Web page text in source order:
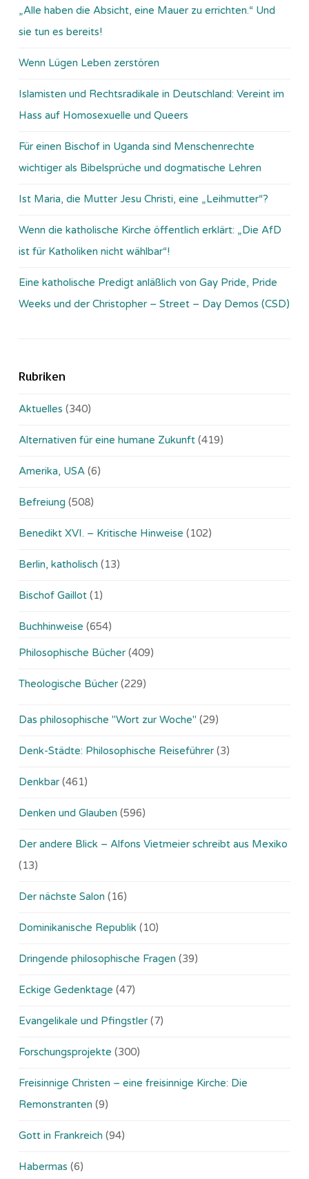
„Alle haben die Absicht, eine Mauer zu errichten.“ Und
sie tun es bereits!
Wenn Lügen Leben zerstören
Islamisten und Rechtsradikale in Deutschland: Vereint im
Hass auf Homosexuelle und Queers
Für einen Bischof in Uganda sind Menschenrechte
wichtiger als Bibelsprüche und dogmatische Lehren
Ist Maria, die Mutter Jesu Christi, eine „Leihmutter“?
Wenn die katholische Kirche öffentlich erklärt: „Die AfD
ist für Katholiken nicht wählbar“!
Eine katholische Predigt anläßlich von Gay Pride, Pride
Weeks und der Christopher – Street – Day Demos (CSD)
Rubriken
Aktuelles (340)
Alternativen für eine humane Zukunft (419)
Amerika, USA (6)
Befreiung (508)
Benedikt XVI. – Kritische Hinweise (102)
Berlin, katholisch (13)
Bischof Gaillot (1)
Buchhinweise (654)
Philosophische Bücher (409)
Theologische Bücher (229)
Das philosophische "Wort zur Woche" (29)
Denk-Städte: Philosophische Reiseführer (3)
Denkbar (461)
Denken und Glauben (596)
Der andere Blick – Alfons Vietmeier schreibt aus Mexiko
(13)
Der nächste Salon (16)
Dominikanische Republik (10)
Dringende philosophische Fragen (39)
Eckige Gedenktage (47)
Evangelikale und Pfingstler (7)
Forschungsprojekte (300)
Freisinnige Christen – eine freisinnige Kirche: Die
Remonstranten (9)
Gott in Frankreich (94)
Habermas (6)